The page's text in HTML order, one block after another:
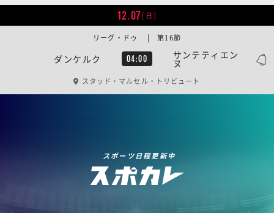
12.07[日]
ダンケルク 04:00 サンテティエン
ヌ
リーグ・ドゥ | 第16節
スタッド・マルセル・トリビュート
スポーツ日程更新中